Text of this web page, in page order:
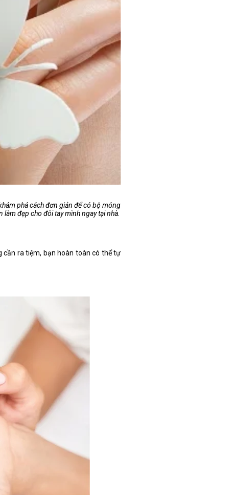
phá cách đơn giản để có bộ móng
đẹp cho đôi tay mình ngay tại nhà.
cần ra tiệm, bạn hoàn toàn có thể tự